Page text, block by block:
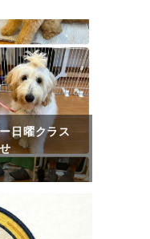
日曜クラス